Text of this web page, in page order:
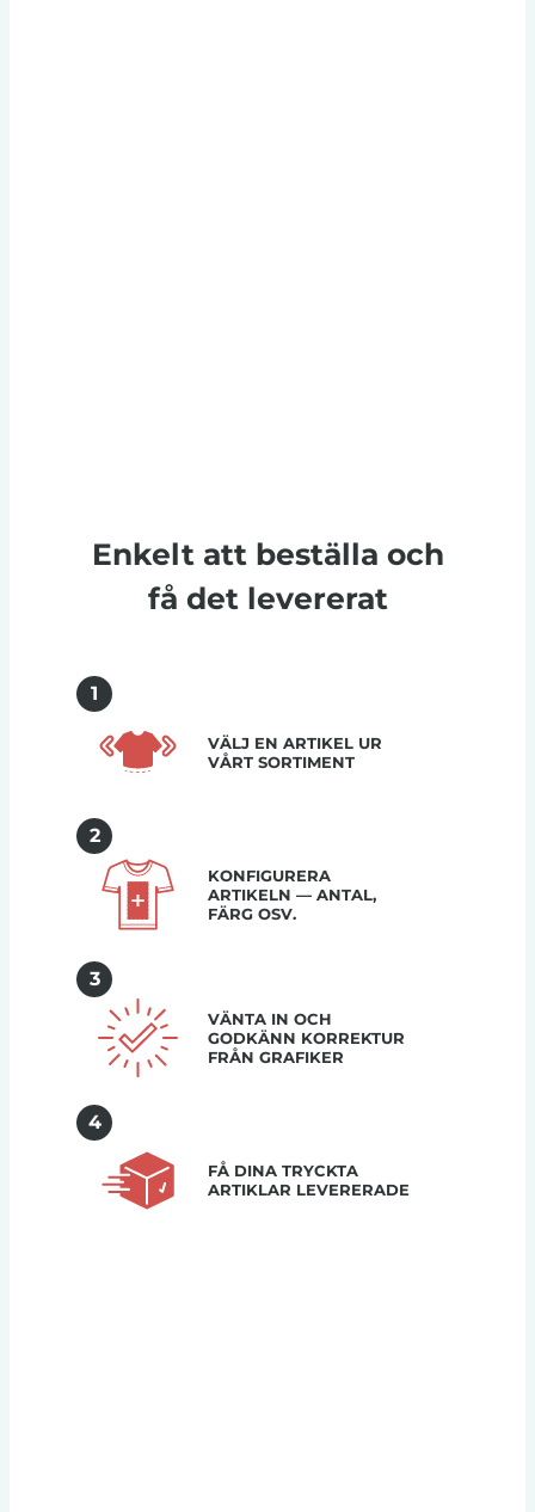
Enkelt att beställa och
få det levererat
1
VÄLJ EN ARTIKEL UR
VÅRT SORTIMENT
2
KONFIGURERA
ARTIKELN — ANTAL,
FÄRG OSV.
3
VÄNTA IN OCH
GODKÄNN KORREKTUR
FRÅN GRAFIKER
4
FÅ DINA TRYCKTA
ARTIKLAR LEVERERADE